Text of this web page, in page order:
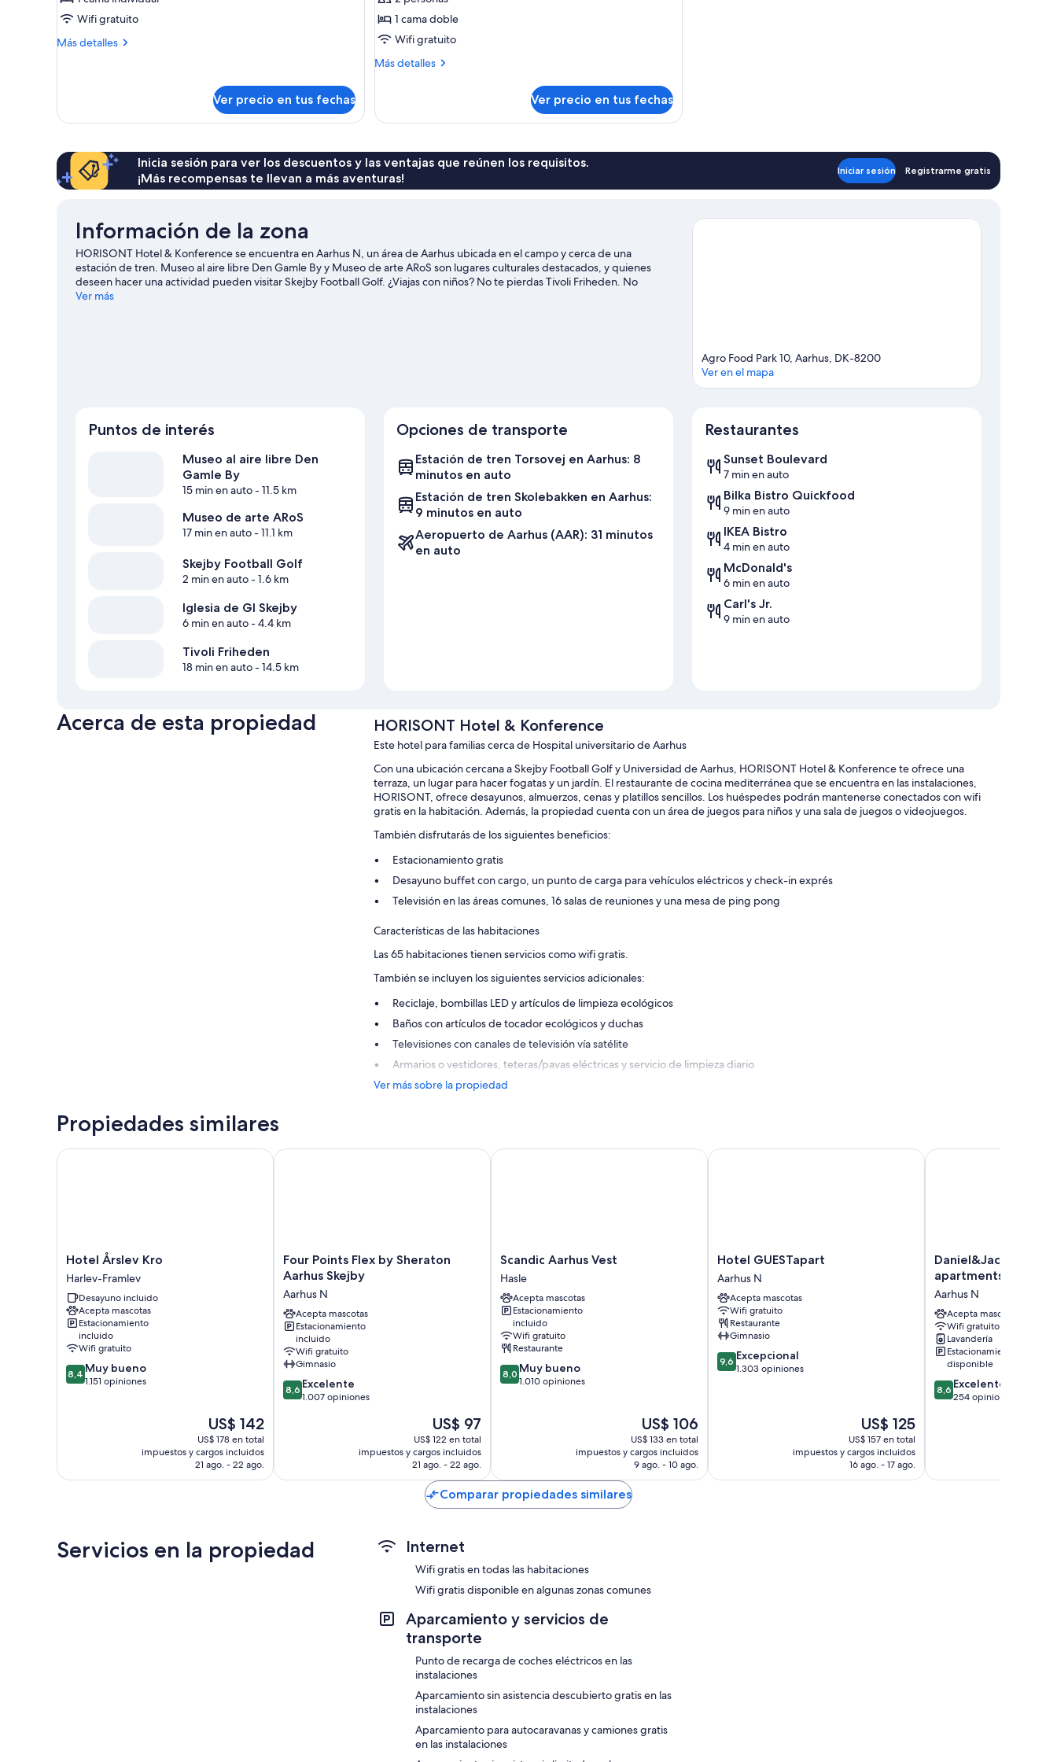
individual
Wifi gratuito
Más detalles
Más
Ver precio en tus fechas
doble
1 cama doble
Wifi gratuito
Más detalles
Más
doble
Ver precio en tus fechas
Inicia sesión para ver los descuentos y las ventajas que reúnen los requisitos.
¡Más recompensas te llevan a más aventuras!
Iniciar sesión Registrarme gratis
Información de la zona
HORISONT Hotel & Konference se encuentra en Aarhus N, un área de Aarhus ubicada en el campo y cerca de una
estación de tren. Museo al aire libre Den Gamle By y Museo de arte ARoS son lugares culturales destacados, y quienes
deseen hacer una actividad pueden visitar Skejby Football Golf. ¿Viajas con niños? No te pierdas Tivoli Friheden. No
olvides tu equipo de golf para practicar en alguno de los campos de la zona o, si prefieres un poco de aventura, disfruta
Ver más
Agro Food Park 10, Aarhus, DK-8200
Ver en el mapa
Puntos de interés
Museo al aire libre Den
Gamle By
15 min en auto- 11.5 km
Museo de arte ARoS
17 min en auto- 11.1 km
Skejby Football Golf
2 min en auto- 1.6 km
Iglesia de Gl Skejby
6 min en auto- 4.4 km
Tivoli Friheden
18 min en auto- 14.5 km
Opciones de transporte
Estación de tren Torsovej en Aarhus: 8
minutos en auto
Estación de tren Skolebakken en Aarhus:
9 minutos en auto
Aeropuerto de Aarhus (AAR): 31 minutos
en auto
Restaurantes
Sunset Boulevard
7 min en auto
Bilka Bistro Quickfood
9 min en auto
IKEA Bistro
4 min en auto
McDonald's
6 min en auto
Carl's Jr.
9 min en auto
Acerca de esta propiedad HORISONT Hotel & Konference
Este hotel para familias cerca de Hospital universitario de Aarhus
Con una ubicación cercana a Skejby Football Golf y Universidad de Aarhus, HORISONT Hotel & Konference te ofrece una
terraza, un lugar para hacer fogatas y un jardín. El restaurante de cocina mediterránea que se encuentra en las instalaciones,
HORISONT, ofrece desayunos, almuerzos, cenas y platillos sencillos. Los huéspedes podrán mantenerse conectados con wifi
gratis en la habitación. Además, la propiedad cuenta con un área de juegos para niños y una sala de juegos o videojuegos.
También disfrutarás de los siguientes beneficios:
Estacionamiento gratis
Desayuno buffet con cargo, un punto de carga para vehículos eléctricos y check-in exprés
Televisión en las áreas comunes, 16 salas de reuniones y una mesa de ping pong
Características de las habitaciones
Las 65 habitaciones tienen servicios como wifi gratis.
También se incluyen los siguientes servicios adicionales:
Reciclaje, bombillas LED y artículos de limpieza ecológicos
Baños con artículos de tocador ecológicos y duchas
Televisiones con canales de televisión vía satélite
Armarios o vestidores, teteras/pavas eléctricas y servicio de limpieza diario
Ver más sobre la propiedad
Propiedades similares
Hotel
Årslev
Kro
Harlev-
Framlev
Hotel Årslev Kro
Harlev-Framlev
Desayuno incluido
Acepta mascotas
Estacionamiento
incluido
Wifi gratuito
8.4
de
8,4 Muy bueno
1.151 opiniones
El
precio
actual
es
de
US$ 142
US$ 178 en total
impuestos y cargos incluidos
21 ago. - 22 ago.
Hotel Årslev Kro
Four
Points
by
Sheraton
Aarhus
Skejby
Aarhus
N
Four Points Flex by Sheraton
Aarhus Skejby
Aarhus N
Acepta mascotas
Estacionamiento
incluido
Wifi gratuito
Gimnasio
8.6
de
8,6 Excelente
1.007 opiniones
El
precio
actual
es
de
US$ 97
US$ 97
US$ 122 en total
impuestos y cargos incluidos
21 ago. - 22 ago.
Four Points Flex by Sheraton Aarhus Skejby
Scandic
Aarhus
Vest
Hasle
Scandic Aarhus Vest
Hasle
Acepta mascotas
Estacionamiento
incluido
Wifi gratuito
Restaurante
8.0
de
8,0 Muy bueno
1.010 opiniones
El
precio
actual
es
de
US$ 106
US$ 133 en total
impuestos y cargos incluidos
9 ago. - 10 ago.
Scandic Aarhus Vest
Hotel
GUESTapart
Aarhus
N
Hotel GUESTapart
Aarhus N
Acepta mascotas
Wifi gratuito
Restaurante
Gimnasio
9.6
de
9,6 Excepcional
1.303 opiniones
El
precio
actual
es
de
US$ 125
US$ 157 en total
impuestos y cargos incluidos
16 ago. - 17 ago.
Hotel GUESTapart
Daniel&Jacob's
urban
studios
and
apartments
Aarhus
N
Daniel&Jacob's
apartments
Aarhus N
Acepta mascotas
Wifi gratuito
Lavandería
Estacionamiento
disponible
8.6
de
8,6 Excelente
254 opiniones
Daniel&Jacob's urban
Comparar propiedades similares
Servicios en la propiedad Internet
Wifi gratis en todas las habitaciones
Wifi gratis disponible en algunas zonas comunes
Aparcamiento y servicios de
transporte
Punto de recarga de coches eléctricos en las
instalaciones
Aparcamiento sin asistencia descubierto gratis en las
instalaciones
Aparcamiento para autocaravanas y camiones gratis
en las instalaciones